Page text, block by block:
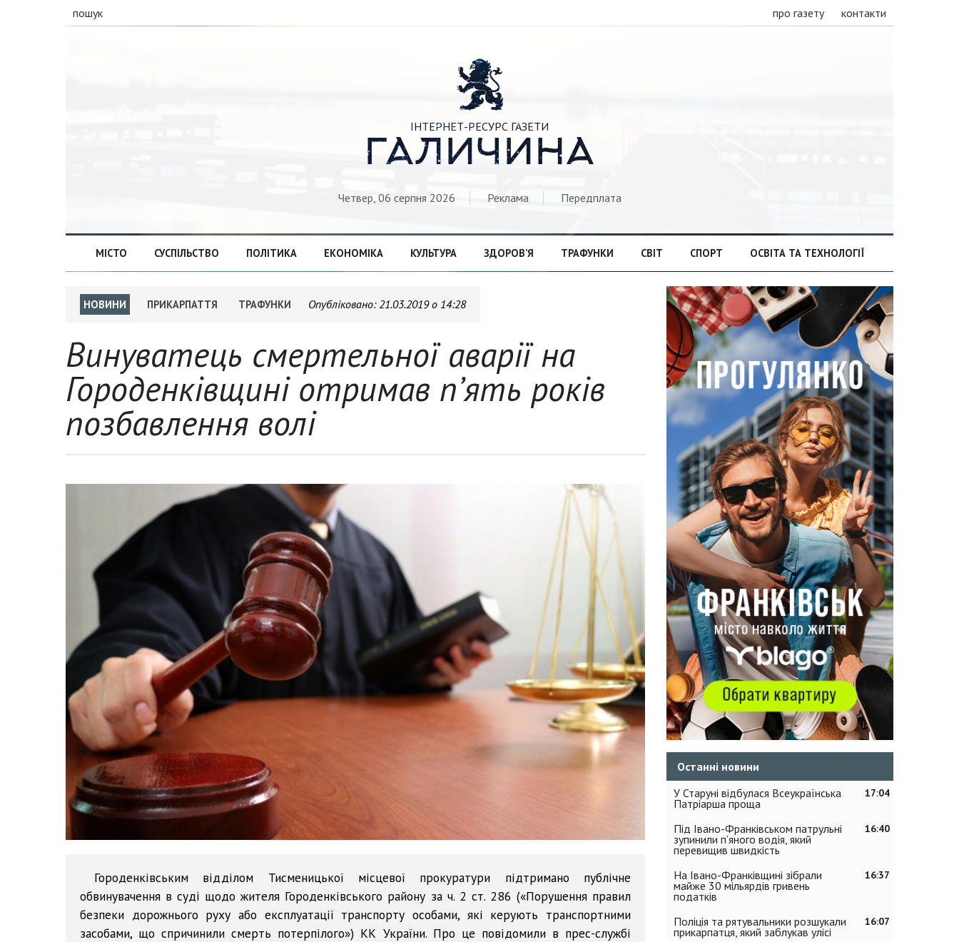
пошук про газету контакти

ІНТЕРНЕТ-РЕСУРС ГАЗЕТИ
ГАЛИЧИНА
Четвер, 06 серпня 2026 Реклама Передплата
МІСТО СУСПІЛЬСТВО ПОЛІТИКА ЕКОНОМІКА КУЛЬТУРА ЗДОРОВ’Я ТРАФУНКИ СВІТ СПОРТ ОСВІТА ТА ТЕХНОЛОГІЇ
НОВИНИ ПРИКАРПАТТЯ ТРАФУНКИ Опубліковано:21.03.2019 о 14:28
Винуватець смертельної аварії на
Городенківщині отримав п’ять років
позбавлення волі
Городенківським відділом Тисменицької місцевої прокуратури підтримано публічне
обвинувачення в суді щодо жителя Городенківського району за ч. 2 ст. 286 («Порушення правил
безпеки дорожнього руху або експлуатації транспорту особами, які керують транспортними
засобами, що спричинили смерть потерпілого») КК України. Про це повідомили в прес-службі
Останні новини
17:04
У Старуні відбулася Всеукраїнська
Патріарша проща
16:40
Під Івано-Франківськом патрульні
зупинили п’яного водія, який
перевищив швидкість
16:37
На Івано-Франківщині зібрали
майже 30 мільярдів гривень
податків
16:07
Поліція та рятувальники розшукали
прикарпатця, який заблукав улісі